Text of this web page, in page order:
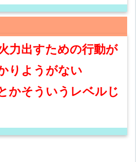
力出すための行動が
りようがない
かそういうレベルじ